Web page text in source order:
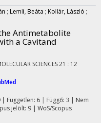
; Lemli, Beáta ; Kollár, László ;
Antimetabolite
a Cavitand
SCIENCES21 : 12
| Független: 6 | Függő: 3 | Nem
jelölt: 9 | WoS/Scopus